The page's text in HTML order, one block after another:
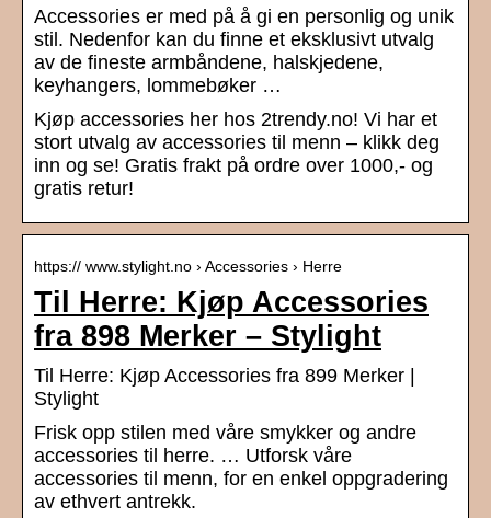
Accessories er med på å gi en personlig og unik
stil. Nedenfor kan du finne et eksklusivt utvalg
av de fineste armbåndene, halskjedene,
keyhangers, lommebøker …
Kjøp accessories her hos 2trendy.no! Vi har et
stort utvalg av accessories til menn – klikk deg
inn og se! Gratis frakt på ordre over 1000,- og
gratis retur!
https:// www.stylight.no › Accessories › Herre
Til Herre: Kjøp Accessories
fra 898 Merker – Stylight
Til Herre: Kjøp Accessories fra 899 Merker |
Stylight
Frisk opp stilen med våre smykker og andre
accessories til herre. … Utforsk våre
accessories til menn, for en enkel oppgradering
av ethvert antrekk.